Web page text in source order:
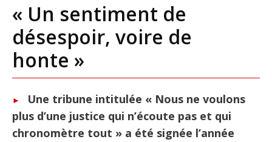
« Un sentiment de
désespoir, voire de
honte »
Une tribune intitulée « Nous ne voulons
plus d’une justice qui n’écoute pas et qui
chronomètre tout » a été signée l’année